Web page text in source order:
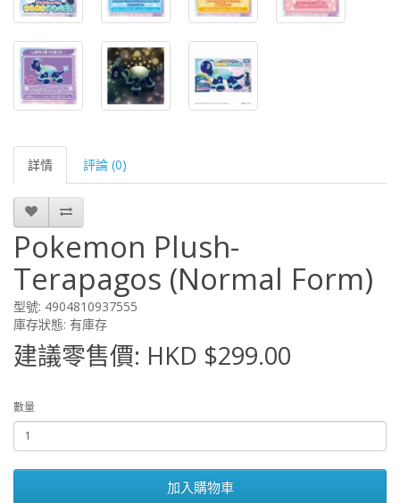
詳情 評論 (0)
Pokemon Plush-
Terapagos (Normal Form)
型號: 4904810937555
庫存狀態: 有庫存
建議零售價: HKD $299.00
數量
加入購物車